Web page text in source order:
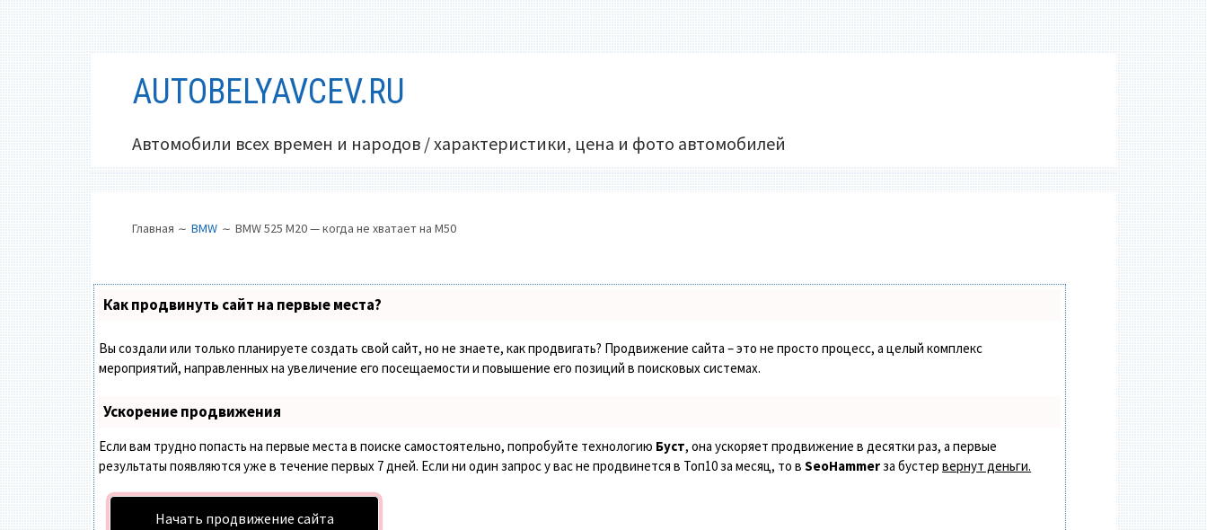
содержимомуAUTOBELYAVCEV.RU
Автомобили всех времен и народов / характеристики, цена и фото автомобилей
МЕНЮ
САЙТЕ
(ХЛЕБНЫЕ
КРОШКИ)
Главная BMW BMW 525 M20 — когда не хватает на M50
Как продвинуть сайт на первые места?
Вы создали или только планируете создать свой сайт, но не знаете, как продвигать? Продвижение сайта – это не просто процесс, а целый комплекс
мероприятий, направленных на увеличение его посещаемости и повышение его позиций в поисковых системах.
Ускорение продвижения
Если вам трудно попасть на первые места в поиске самостоятельно, попробуйте технологию Буст, она ускоряет продвижение в десятки раз, а первые
результаты появляются уже в течение первых 7 дней. Если ни один запрос у вас не продвинется в Топ10 за месяц, то вSeoHammerза бустервернут деньги.
Начать продвижение сайта